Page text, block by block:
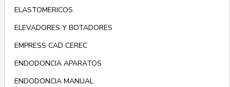
ELASTOMERICOS
ELEVADORES Y BOTADORES
EMPRESS CAD CEREC
ENDODONCIA APARATOS
ENDODONCIA MANUAL